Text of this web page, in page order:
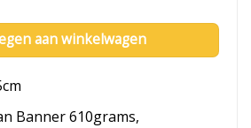
aan winkelwagen
Banner 610grams,